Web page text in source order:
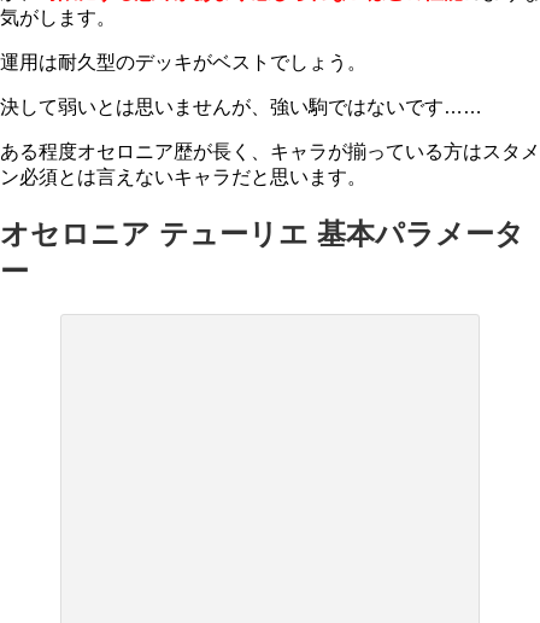
気がします。
運用は耐久型のデッキがベストでしょう。
決して弱いとは思いませんが、強い駒ではないです……
ある程度オセロニア歴が長く、キャラが揃っている方はスタメ
ン必須とは言えないキャラだと思います。
オセロニア テューリエ 基本パラメータ
ー